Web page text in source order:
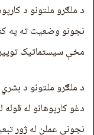
د ملګرو ملتونو د
نجونو وضعیت ته په
مخې سیستماتیک
د ملګرو ملتونو د
دغو کارپوهانو له
نجونې عملن له ژور